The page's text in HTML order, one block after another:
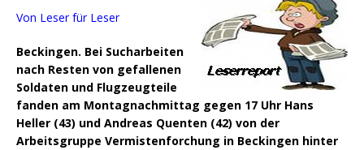
Von Leser für Leser
Beckingen. Bei Sucharbeiten
nach Resten von gefallenen
Soldaten und Flugzeugteile
fanden am Montagnachmittag gegen 17 Uhr Hans
Heller (43) und Andreas Quenten (42) von der
Arbeitsgruppe Vermistenforchung in Beckingen hinter